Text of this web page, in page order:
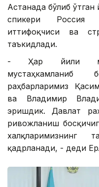
Астанада бўлиб
спикери Россия
иттифоқчиси ва
таъкидлади.
- Ҳар йили
раҳбарларимиз
ва Владимир
эришдик. Давлат
ривожланиш
халқларимизнинг
қадрланади, - деди